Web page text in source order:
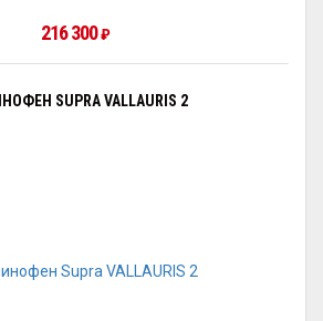
216 300₽
SUPRA VALLAURIS 2